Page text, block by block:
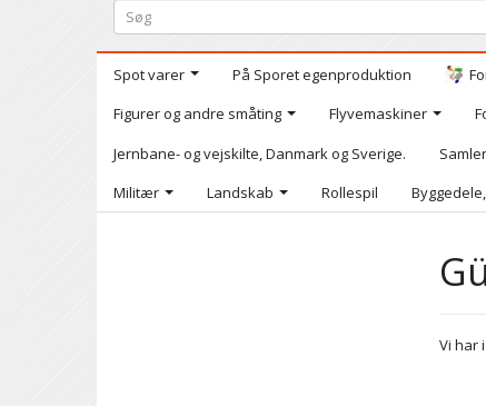
Spot varer På Sporet egenproduktion
Figurer og andre småting
Flyvemaskiner
Jernbane- og vejskilte, Danmark og Sverige.
Militær
Landskab Rollespil
Vi har